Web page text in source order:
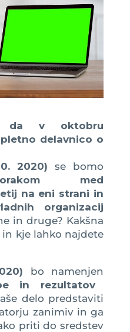
v oktobru
delavnico o
2020) se bomo
med
na eni strani in
organizacij
in druge? Kakšna
kje lahko najdete
bo namenjen
in rezultatov
delo predstaviti
zanimiv in ga
priti do sredstev